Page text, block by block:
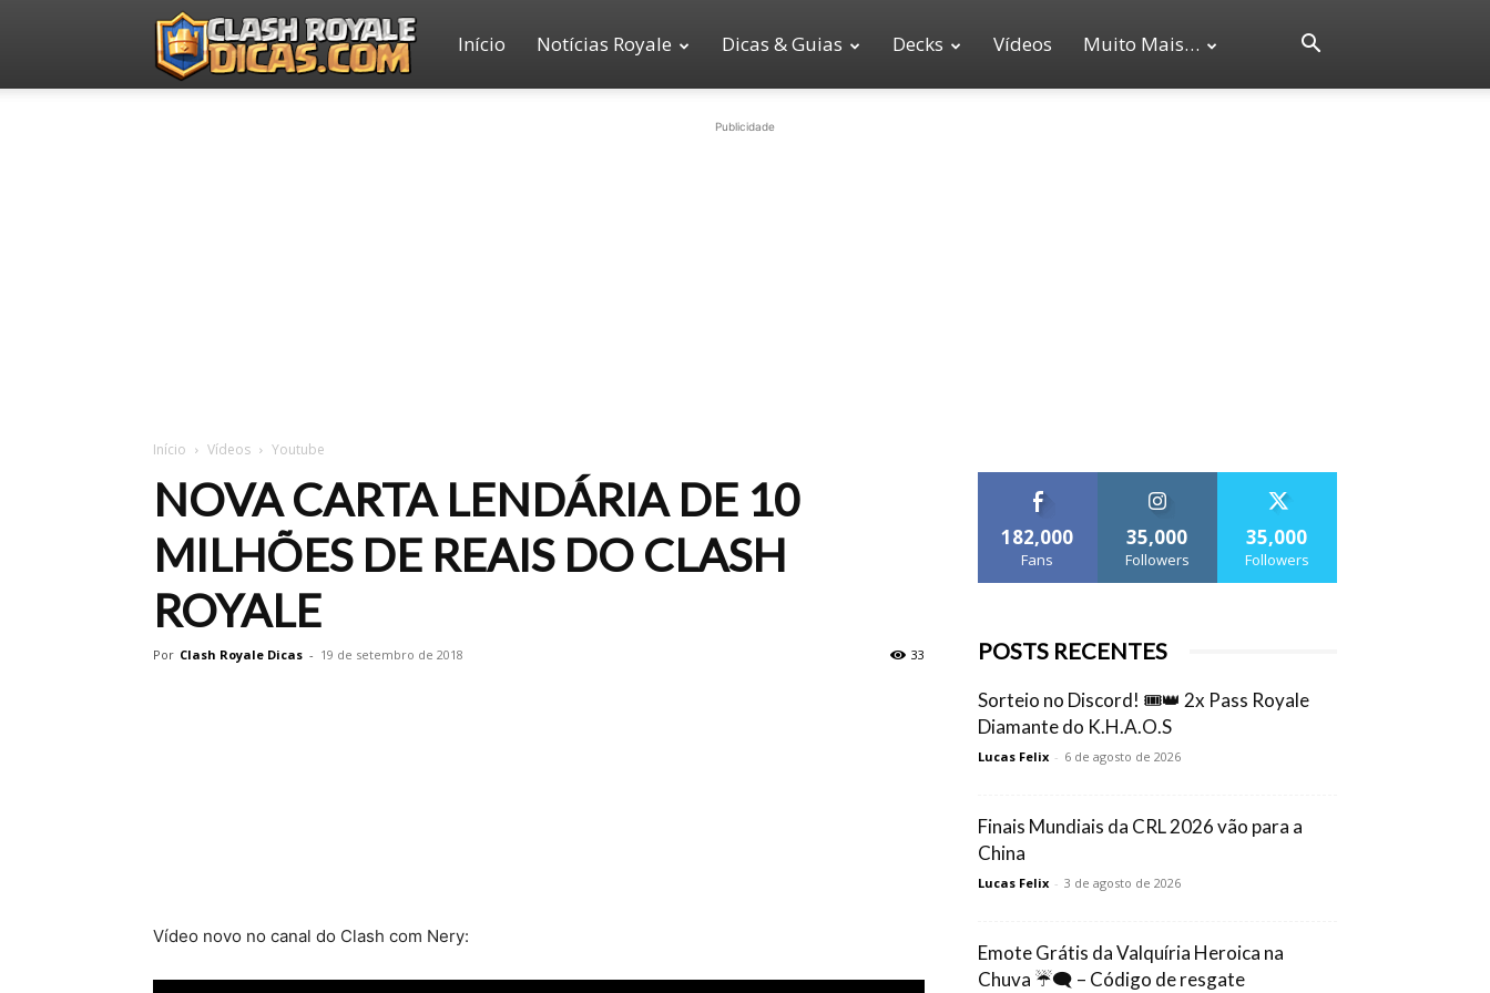
Clash
Início Notícias Royale Dicas & Guias Decks Vídeos Muito Mais…
Publicidade
Início Vídeos Youtube
NOVA CARTA LENDÁRIA DE 10
MILHÕES DE REAIS DO CLASH
ROYALE
Por Clash Royale Dicas - 19 de setembro de 2018 33
Vídeo novo no canal do Clash com Nery:
182,000
Fans
35,000
Followers
35,000
Followers
POSTS RECENTES
Sorteio no Discord! 🎟️👑 2x Pass Royale
Diamante do K.H.A.O.S
Lucas Felix - 6 de agosto de 2026
Finais Mundiais da CRL 2026 vão para a
China
Lucas Felix - 3 de agosto de 2026
Emote Grátis da Valquíria Heroica na
Chuva ☔🗨️ – Código de resgate